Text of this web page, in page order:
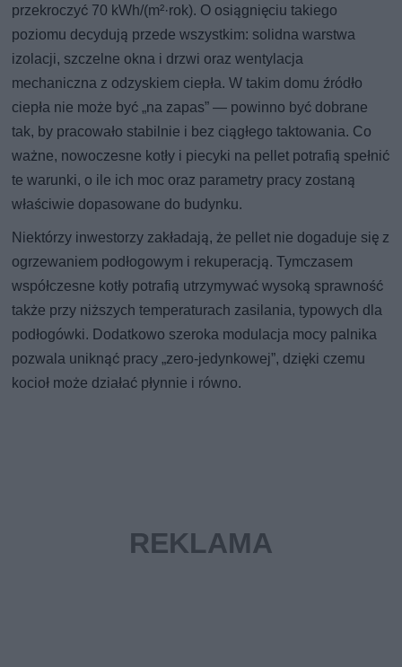
przekroczyć 70 kWh/(m²·rok). O osiągnięciu takiego
poziomu decydują przede wszystkim: solidna warstwa
izolacji, szczelne okna i drzwi oraz wentylacja
mechaniczna z odzyskiem ciepła. W takim domu źródło
ciepła nie może być „na zapas” — powinno być dobrane
tak, by pracowało stabilnie i bez ciągłego taktowania. Co
ważne, nowoczesne kotły i piecyki na pellet potrafią spełnić
te warunki, o ile ich moc oraz parametry pracy zostaną
właściwie dopasowane do budynku.
Niektórzy inwestorzy zakładają, że pellet nie dogaduje się z
ogrzewaniem podłogowym i rekuperacją. Tymczasem
współczesne kotły potrafią utrzymywać wysoką sprawność
także przy niższych temperaturach zasilania, typowych dla
podłogówki. Dodatkowo szeroka modulacja mocy palnika
pozwala uniknąć pracy „zero-jedynkowej”, dzięki czemu
kocioł może działać płynnie i równo.